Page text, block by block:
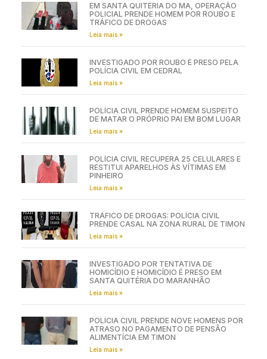
EM SANTA QUITÉRIA DO MA, OPERAÇÃO
POLICIAL PRENDE HOMEM POR ROUBO E
TRÁFICO DE DROGAS
Leia mais »
INVESTIGADO POR ROUBO É PRESO PELA
POLÍCIA CIVIL EM CEDRAL
Leia mais »
POLÍCIA CIVIL PRENDE HOMEM SUSPEITO
DE MATAR O PRÓPRIO PAI EM BOM LUGAR
Leia mais »
POLÍCIA CIVIL RECUPERA 25 CELULARES E
RESTITUI APARELHOS ÀS VÍTIMAS EM
PINHEIRO
Leia mais »
TRÁFICO DE DROGAS: POLÍCIA CIVIL
PRENDE CASAL NA ZONA RURAL DE TIMON
Leia mais »
INVESTIGADO POR TENTATIVA DE
HOMICÍDIO E HOMICÍDIO É PRESO EM
SANTA QUITÉRIA DO MARANHÃO
Leia mais »
POLÍCIA CIVIL PRENDE NOVE HOMENS POR
ATRASO NO PAGAMENTO DE PENSÃO
ALIMENTÍCIA EM TIMON
Leia mais »